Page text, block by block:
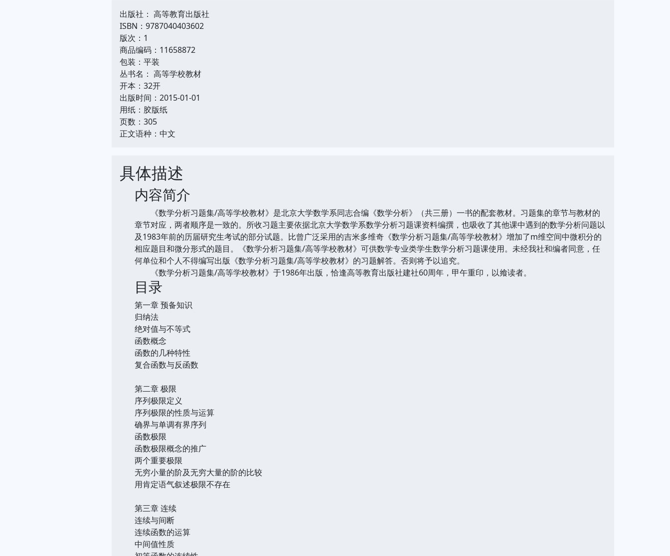
出版社： 高等教育出版社
ISBN：9787040403602
版次：1
商品编码：11658872
包装：平装
丛书名： 高等学校教材
开本：32开
出版时间：2015-01-01
用纸：胶版纸
页数：305
正文语种：中文
具体描述
内容简介
《数学分析习题集/高等学校教材》是北京大学数学系同志合编《数学分析》（共三册）一书的配套教材。习题集的章节与教材的
章节对应，两者顺序是一致的。所收习题主要依据北京大学数学系数学分析习题课资料编撰，也吸收了其他课中遇到的数学分析问题以
及1983年前的历届研究生考试的部分试题。比曾广泛采用的吉米多维奇《数学分析习题集/高等学校教材》增加了m维空间中微积分的
相应题目和微分形式的题目。《数学分析习题集/高等学校教材》可供数学专业类学生数学分析习题课使用。未经我社和编者同意，任
何单位和个人不得编写出版《数学分析习题集/高等学校教材》的习题解答。否则将予以追究。
《数学分析习题集/高等学校教材》于1986年出版，恰逢高等教育出版社建社60周年，甲午重印，以飨读者。
目录
第一章 预备知识
归纳法
绝对值与不等式
函数概念
函数的几种特性
复合函数与反函数
第二章 极限
序列极限定义
序列极限的性质与运算
确界与单调有界序列
函数极限
函数极限概念的推广
两个重要极限
无穷小量的阶及无穷大量的阶的比较
用肯定语气叙述极限不存在
第三章 连续
连续与间断
连续函数的运算
中间值性质